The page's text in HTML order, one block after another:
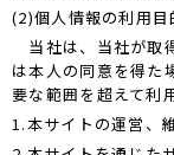
(2)個人情報の利用目
当社は、当社が取
は本人の同意を得た
要な範囲を超えて利
1.本サイトの運営、